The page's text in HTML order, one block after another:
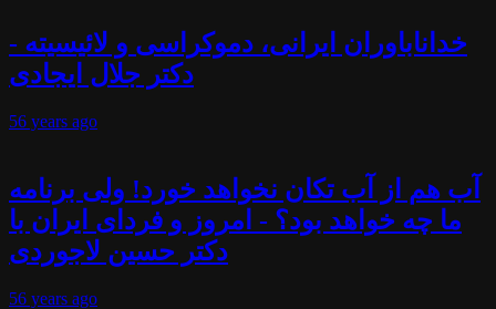
خداناباوران ایرانی، دموکراسی و لائیسیته -
دکتر جلال ایجادی
56 years ago
آب هم از آب تکان نخواهد خورد! ولی برنامه
ما چه خواهد بود؟ - امروز و فردای ایران با
دکتر حسین لاجوردی
56 years ago